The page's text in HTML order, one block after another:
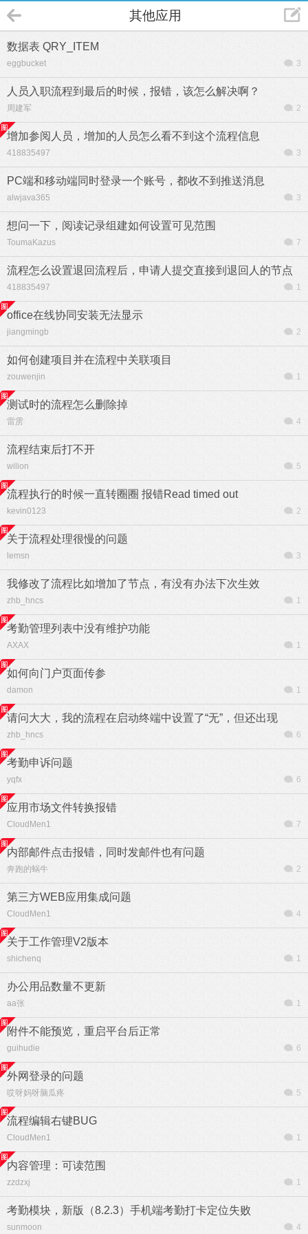
其他应用
数据表 QRY_ITEM
eggbucket 3
人员入职流程到最后的时候，报错，该怎么解决啊？
周建军 2
增加参阅人员，增加的人员怎么看不到这个流程信息
418835497 3
PC端和移动端同时登录一个账号，都收不到推送消息
alwjava365 3
想问一下，阅读记录组建如何设置可见范围
ToumaKazus 7
流程怎么设置退回流程后，申请人提交直接到退回人的节点
418835497 1
office在线协同安装无法显示
jiangmingb 2
如何创建项目并在流程中关联项目
zouwenjin 1
测试时的流程怎么删除掉
雷雳 4
流程结束后打不开
wilion 5
流程执行的时候一直转圈圈 报错Read timed out
kevin0123 2
关于流程处理很慢的问题
lemsn 3
我修改了流程比如增加了节点，有没有办法下次生效
zhb_hncs 1
考勤管理列表中没有维护功能
AXAX 1
如何向门户页面传参
damon 1
请问大大，我的流程在启动终端中设置了“无”，但还出现
zhb_hncs 6
考勤申诉问题
yqfx 6
应用市场文件转换报错
CloudMen1 7
内部邮件点击报错，同时发邮件也有问题
奔跑的蜗牛 2
第三方WEB应用集成问题
CloudMen1 4
关于工作管理V2版本
shichenq 1
办公用品数量不更新
aa张 1
附件不能预览，重启平台后正常
guihudie 6
外网登录的问题
哎呀妈呀脑瓜疼 5
流程编辑右键BUG
CloudMen1 1
内容管理：可读范围
zzdzxj 1
考勤模块，新版（8.2.3）手机端考勤打卡定位失败
sunmoon 4